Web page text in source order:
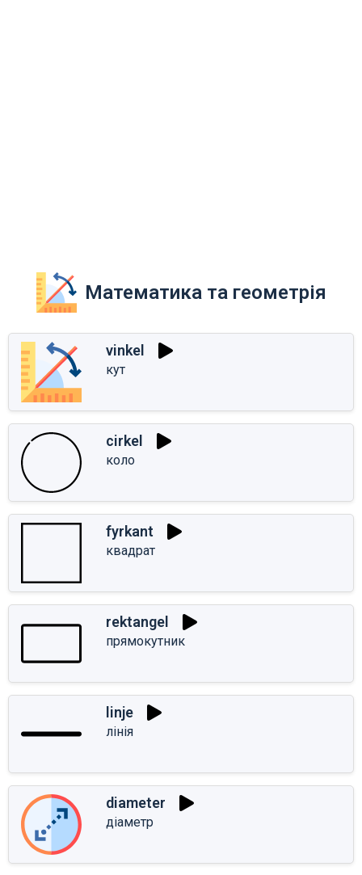
Математика та геометрія
vinkel
кут
cirkel
коло
fyrkant
квадрат
rektangel
прямокутник
linje
лінія
diameter
діаметр